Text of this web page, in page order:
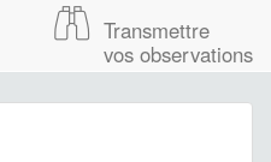
Transmettre
vos observations